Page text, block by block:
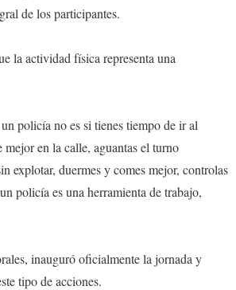
de los participantes.
la actividad física representa una
policía no es si tienes tiempo de ir al
en la calle, aguantas el turno
explotar, duermes y comes mejor, controlas
policía es una herramienta de trabajo,
inauguró oficialmente la jornada y
tipo de acciones.